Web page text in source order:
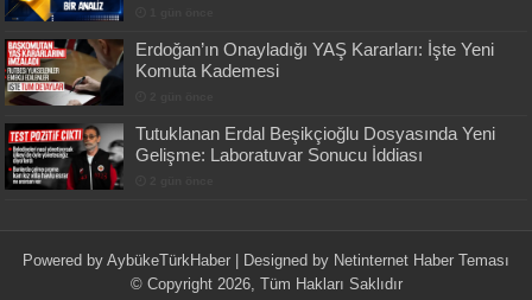
Erdoğan’ın Onayladığı YAŞ Kararları: İşte Yeni
Komuta Kademesi
Tutuklanan Erdal Beşikçioğlu Dosyasında Yeni
Gelişme: Laboratuvar Sonucu İddiası
Powered by AybükeTürkHaber | Designed by Netinternet Haber Teması
© Copyright 2026, Tüm Hakları Saklıdır